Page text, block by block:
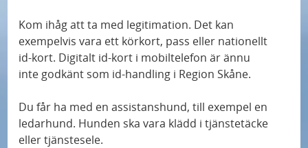
Kom ihåg att ta med legitimation. Det kan
exempelvis vara ett körkort, pass eller nationellt
id-kort. Digitalt id-kort i mobiltelefon är ännu
inte godkänt som id-handling i Region Skåne.
Du får ha med en assistanshund, till exempel en
ledarhund. Hunden ska vara klädd i tjänstetäcke
eller tjänstesele.